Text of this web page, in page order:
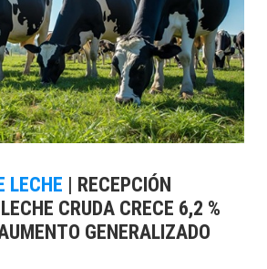
LECHE | RECEPCIÓN
CRUDA CRECE 6,2 %
GENERALIZADO